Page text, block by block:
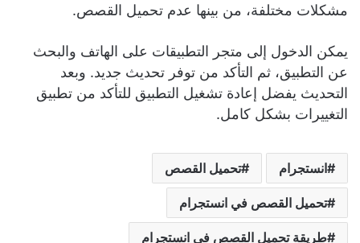
مشكلات مختلفة، من بينها عدم تحميل القصص.
يمكن الدخول إلى متجر التطبيقات على الهاتف والبحث
عن التطبيق، ثم التأكد من توفر تحديث جديد. وبعد
التحديث يفضل إعادة تشغيل التطبيق للتأكد من تطبيق
التغييرات بشكل كامل.
انستجرام تحميل القصص
تحميل القصص في انستجرام
طريقة تحميل القصص في انستجرام